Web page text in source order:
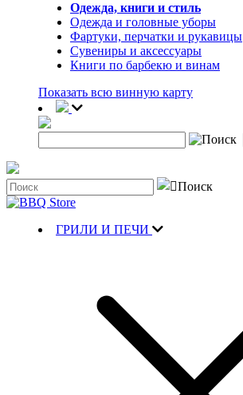
Одежда, книги и стиль
Одежда и головные уборы
Фартуки, перчатки и рукавицы
Сувениры и аксессуары
Книги по барбекю и винам
Показать всю винную карту
ГРИЛИ И ПЕЧИ